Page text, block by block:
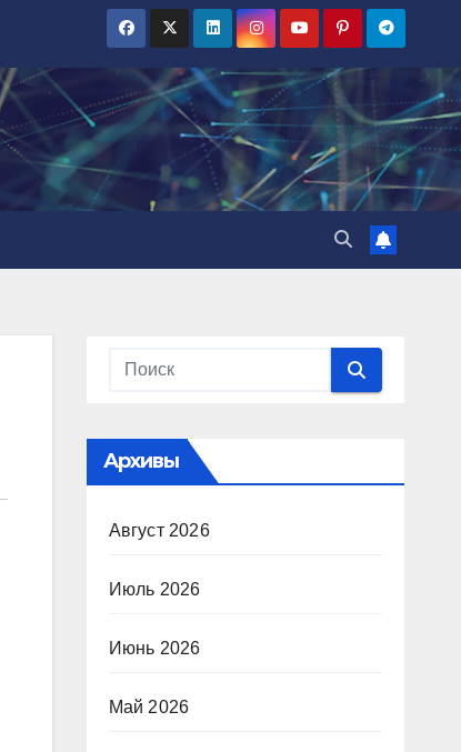
Архивы
Август 2026
Июль 2026
Июнь 2026
Май 2026